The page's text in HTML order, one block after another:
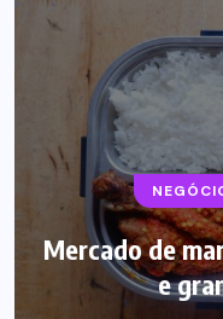
Mercado de
e
Caffeine